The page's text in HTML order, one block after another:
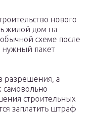
нового
жилой дом на
обычной схеме после
нужный пакет
разрешения, а
самовольно
строительных
заплатить штраф